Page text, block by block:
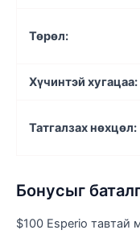
Төрөл:
Хүчинтэй хугацаа:
Татгалзах нөхцөл:
Бонусыг
$100 Esperio тавтай